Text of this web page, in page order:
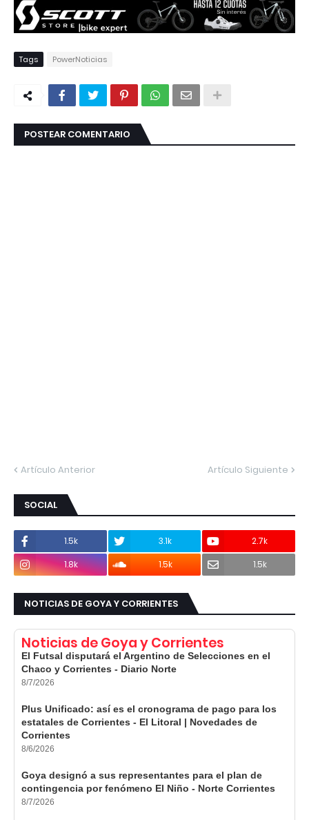
Tags PowerNoticias
POSTEAR COMENTARIO
Artículo Anterior Artículo Siguiente
SOCIAL
1.5k 3.1k
2.7k
1.8k
1.5k 1.5k
NOTICIAS DE GOYA Y CORRIENTES
Noticias de Goya y Corrientes
El Futsal disputará el Argentino de Selecciones en el
Chaco y Corrientes - Diario Norte
8/7/2026
Plus Unificado: así es el cronograma de pago para los
estatales de Corrientes - El Litoral | Novedades de
Corrientes
8/6/2026
Goya designó a sus representantes para el plan de
contingencia por fenómeno El Niño - Norte Corrientes
8/7/2026